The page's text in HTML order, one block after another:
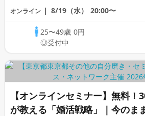
変わらないと感じる男性へ
オンライン 8/19（水） 20:00〜
25〜49歳0円
◎受付中
【オンラインセミナー】無料！
が教える「婚活戦略」｜今のま